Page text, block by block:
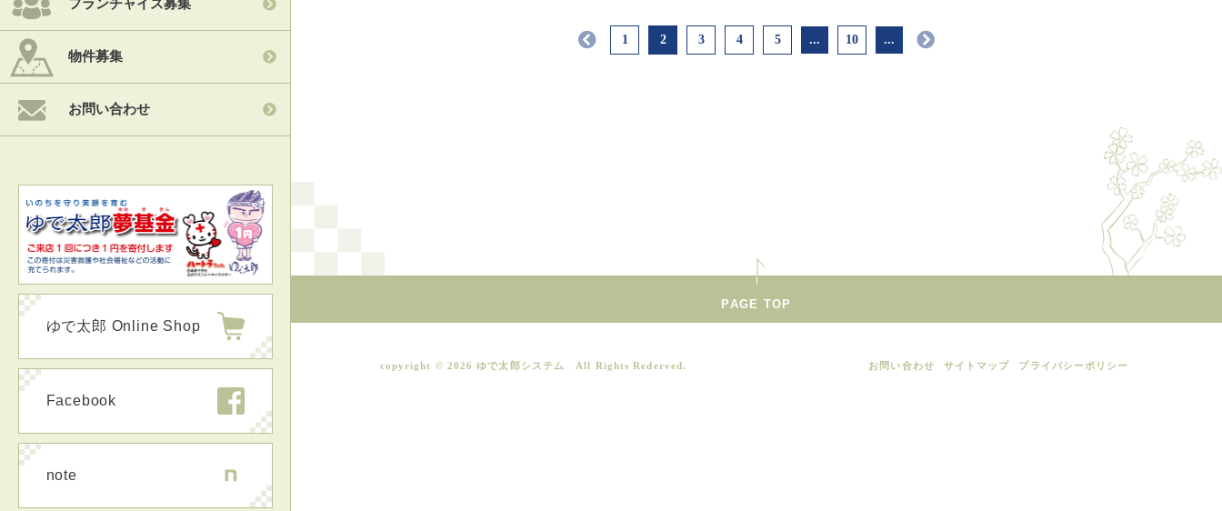
1 2 3 4 5 ... 10 ...
フランチャイズ募集
物件募集
お問い合わせ
ゆで太郎 Online Shop
Facebook
note
PAGE TOP
copyright © 2026 ゆで太郎システム All Rights Rederved. お問い合わせ サイトマップ プライバシーポリシー